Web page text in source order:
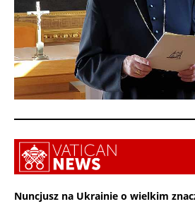
Nuncjusz na Ukrainie o wielkim